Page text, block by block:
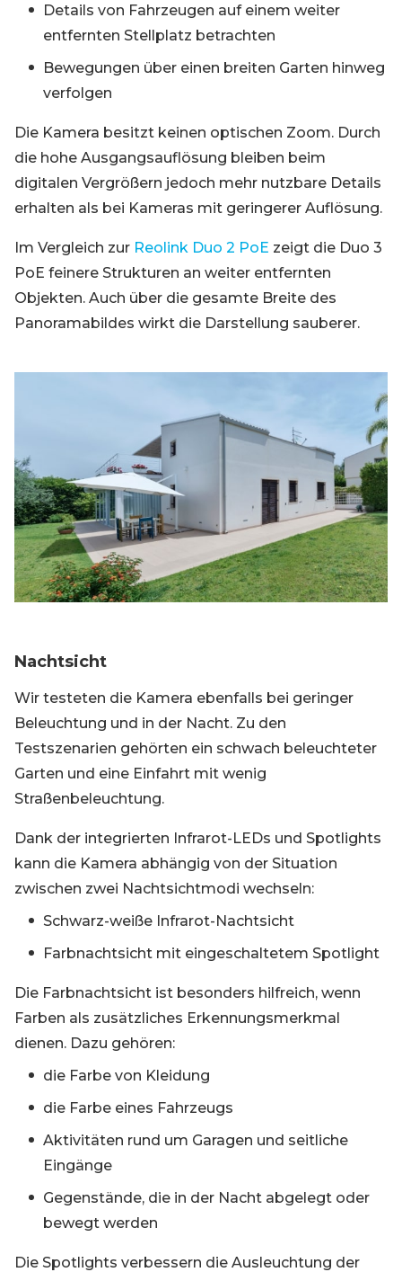
Details von Fahrzeugen auf einem weiter
entfernten Stellplatz betrachten
Bewegungen über einen breiten Garten hinweg
verfolgen
Die Kamera besitzt keinen optischen Zoom. Durch
die hohe Ausgangsauflösung bleiben beim
digitalen Vergrößern jedoch mehr nutzbare Details
erhalten als bei Kameras mit geringerer Auflösung.
Im Vergleich zur Reolink Duo 2 PoE zeigt die Duo 3
PoE feinere Strukturen an weiter entfernten
Objekten. Auch über die gesamte Breite des
Panoramabildes wirkt die Darstellung sauberer.
Nachtsicht
Wir testeten die Kamera ebenfalls bei geringer
Beleuchtung und in der Nacht. Zu den
Testszenarien gehörten ein schwach beleuchteter
Garten und eine Einfahrt mit wenig
Straßenbeleuchtung.
Dank der integrierten Infrarot-LEDs und Spotlights
kann die Kamera abhängig von der Situation
zwischen zwei Nachtsichtmodi wechseln:
Schwarz-weiße Infrarot-Nachtsicht
Farbnachtsicht mit eingeschaltetem Spotlight
Die Farbnachtsicht ist besonders hilfreich, wenn
Farben als zusätzliches Erkennungsmerkmal
dienen. Dazu gehören:
die Farbe von Kleidung
die Farbe eines Fahrzeugs
Aktivitäten rund um Garagen und seitliche
Eingänge
Gegenstände, die in der Nacht abgelegt oder
bewegt werden
Die Spotlights verbessern die Ausleuchtung der